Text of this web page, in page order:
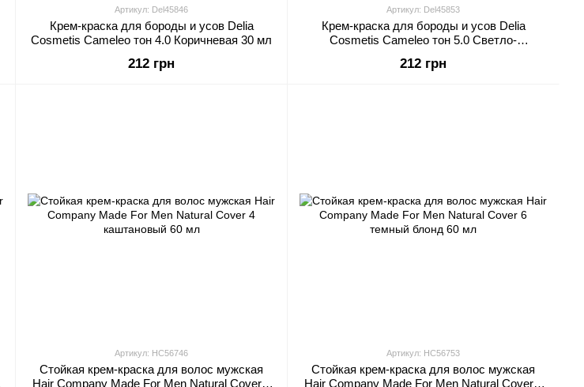
Артикул: Del45846
Крем-краска для бороды и усов Delia
Cosmetis Cameleo тон 4.0 Коричневая 30 мл
212 грн
Артикул: Del45853
Крем-краска для бороды и усов Delia
Cosmetis Cameleo тон 5.0 Светло-
212 грн
Артикул: HC56746
Стойкая крем-краска для волос мужская
Hair Company Made For Men Natural Cover 4
Артикул: HC56753
Стойкая крем-краска для волос мужская
Hair Company Made For Men Natural Cover 6